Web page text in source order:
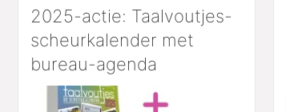
2025-actie: Taalvoutjes-
scheurkalender met
bureau-agenda